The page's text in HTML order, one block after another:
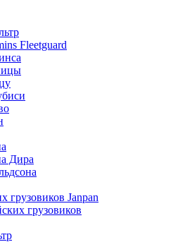
Fleetguard
Дира
грузовиков Janpan
грузовиков